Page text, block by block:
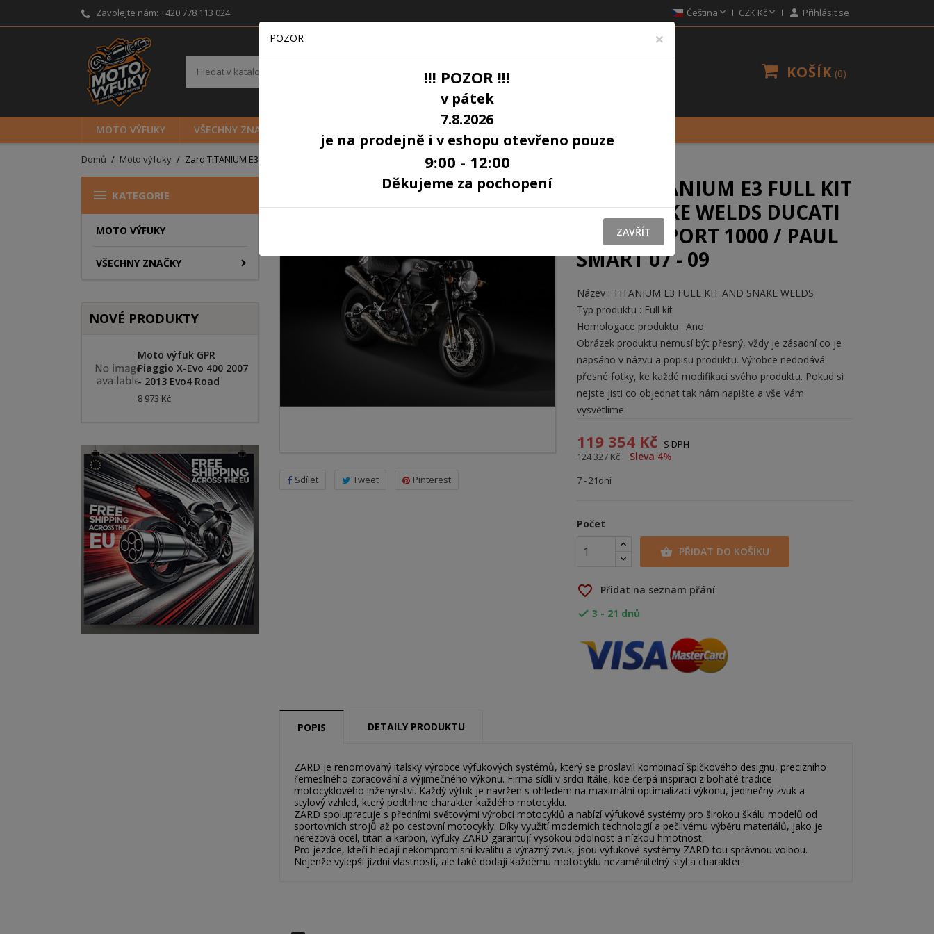
POZOR ×
!!! POZOR !!!
v pátek
7.8.2026
je na prodejně i v eshopu otevřeno pouze
9:00 - 12:00
Děkujeme za pochopení
ZAVŘÍT
Zavolejte nám: +420 778 113 024 Čeština  CZK Kč  Přihlásit se
KOŠÍK 0
MOTO VÝFUKY VŠECHNY ZNAČKY
Domů Moto výfuky Zard TITANIUM E3 FULL KIT AND SNAKE WELDS DUCATI DUCATI SPORT 1000 / PAUL SMART 07 - 09
 KATEGORIE
MOTO VÝFUKY
VŠECHNY ZNAČKY
NOVÉ PRODUKTY
Moto výfuk GPR
Piaggio X-Evo 400 2007
- 2013 Evo4 Road
8 973 Kč
Sdílet Tweet Pinterest
ZARD TITANIUM E3 FULL KIT
AND SNAKE WELDS DUCATI
DUCATI SPORT 1000 / PAUL
SMART 07 - 09
Název : TITANIUM E3 FULL KIT AND SNAKE WELDS
Typ produktu : Full kit
Homologace produktu : Ano
Obrázek produktu nemusí být přesný, vždy je zásadní co je
napsáno v názvu a popisu produktu. Výrobce nedodává
přesné fotky, ke každé modifikaci svého produktu. Pokud si
nejste jisti co objednat tak nám napište a vše Vám
vysvětlíme.
119 354 Kč S DPH
124 327 Kč
Sleva 4%
7 - 21dní
Počet
 PŘIDAT DO KOŠÍKU
favorite_border Přidat na seznam přání
 3 - 21 dnů
POPIS DETAILY PRODUKTU
ZARD je renomovaný italský výrobce výfukových systémů, který se proslavil kombinací špičkového designu, precizního
řemeslného zpracování a výjimečného výkonu. Firma sídlí v srdci Itálie, kde čerpá inspiraci z bohaté tradice
motocyklového inženýrství. Každý výfuk je navržen s ohledem na maximální optimalizaci výkonu, jedinečný zvuk a
stylový vzhled, který podtrhne charakter každého motocyklu.
ZARD spolupracuje s předními světovými výrobci motocyklů a nabízí výfukové systémy pro širokou škálu modelů od
sportovních strojů až po cestovní motocykly. Díky využití moderních technologií a pečlivému výběru materiálů, jako je
nerezová ocel, titan a karbon, výfuky ZARD garantují vysokou odolnost a nízkou hmotnost.
Pro jezdce, kteří hledají nekompromisní kvalitu a výrazný zvuk, jsou výfukové systémy ZARD tou správnou volbou.
Nejenže vylepší jízdní vlastnosti, ale také dodají každému motocyklu nezaměnitelný styl a charakter.
Přihlásit se